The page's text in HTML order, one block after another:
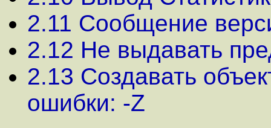
2.11 Сообщение
2.12 Не выдавать
2.13 Создавать
ошибки: -Z